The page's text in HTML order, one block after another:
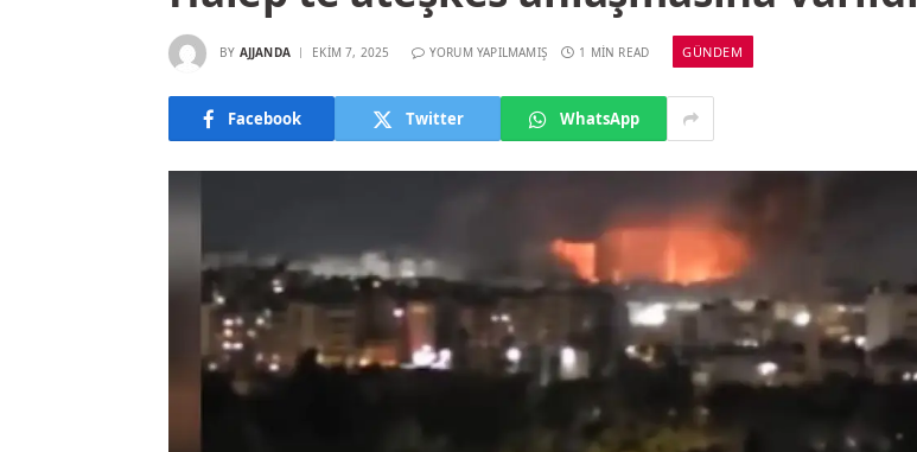
BY AJJANDA EKIM 7, 2025 YORUM YAPILMAMIŞ 1 MIN READ GÜNDEM
Facebook Twitter WhatsApp